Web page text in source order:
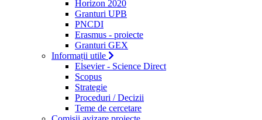
Horizon 2020
Granturi UPB
PNCDI
Erasmus - proiecte
Granturi GEX
Informații utile
Elsevier - Science Direct
Scopus
Strategie
Proceduri / Decizii
Teme de cercetare